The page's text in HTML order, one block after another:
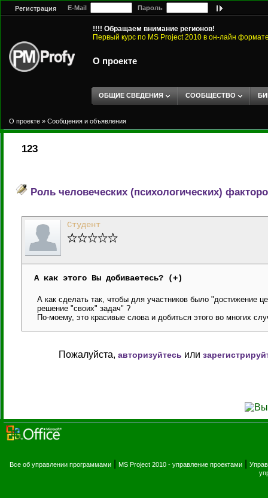
Регистрация E-Mail Пароль
!!!! Обращаем внимание регионов!
Первый курс по MS Project 2010 в он-лайн
О проекте
ОБЩИЕ СВЕДЕНИЯ СООБЩЕСТВО
О проекте » Сообщения и объявления
123
Роль человеческих (психологических)
Студент
А как этого Вы добиваетесь? (+)
А как сделать так, чтобы для участников было "достижение
решение "своих" задач" ?
По-моему, это красивые слова и добиться этого во многих
Пожалуйста, авторизуйтесь или
Все об управлении программами MS Project 2010 - управление проектами